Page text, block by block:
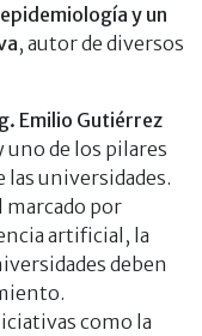
y un
, autor de diversos
Emilio Gutiérrez
de los pilares
las universidades.
marcado por
artificial, la
deben
como la